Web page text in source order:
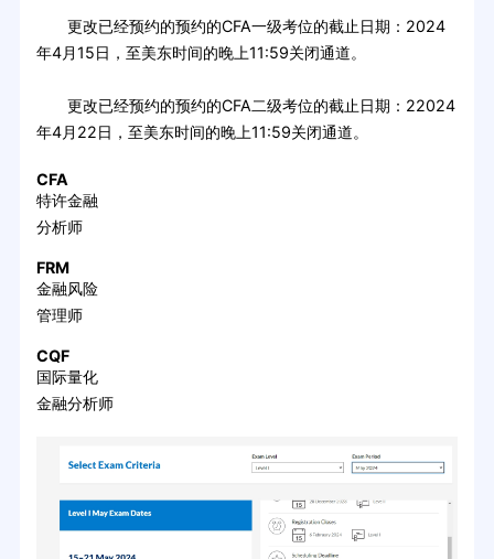
更改已经预约的预约的CFA一级考位的截止日期：2024
年4月15日，至美东时间的晚上11:59关闭通道。
更改已经预约的预约的CFA二级考位的截止日期：22024
年4月22日，至美东时间的晚上11:59关闭通道。
CFA
特许金融
分析师
FRM
金融风险
管理师
CQF
国际量化
金融分析师